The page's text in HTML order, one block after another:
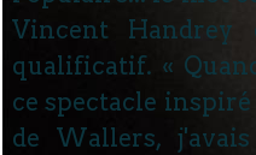
Vincent
qualificatif. «
ce spectacle
de Wallers,